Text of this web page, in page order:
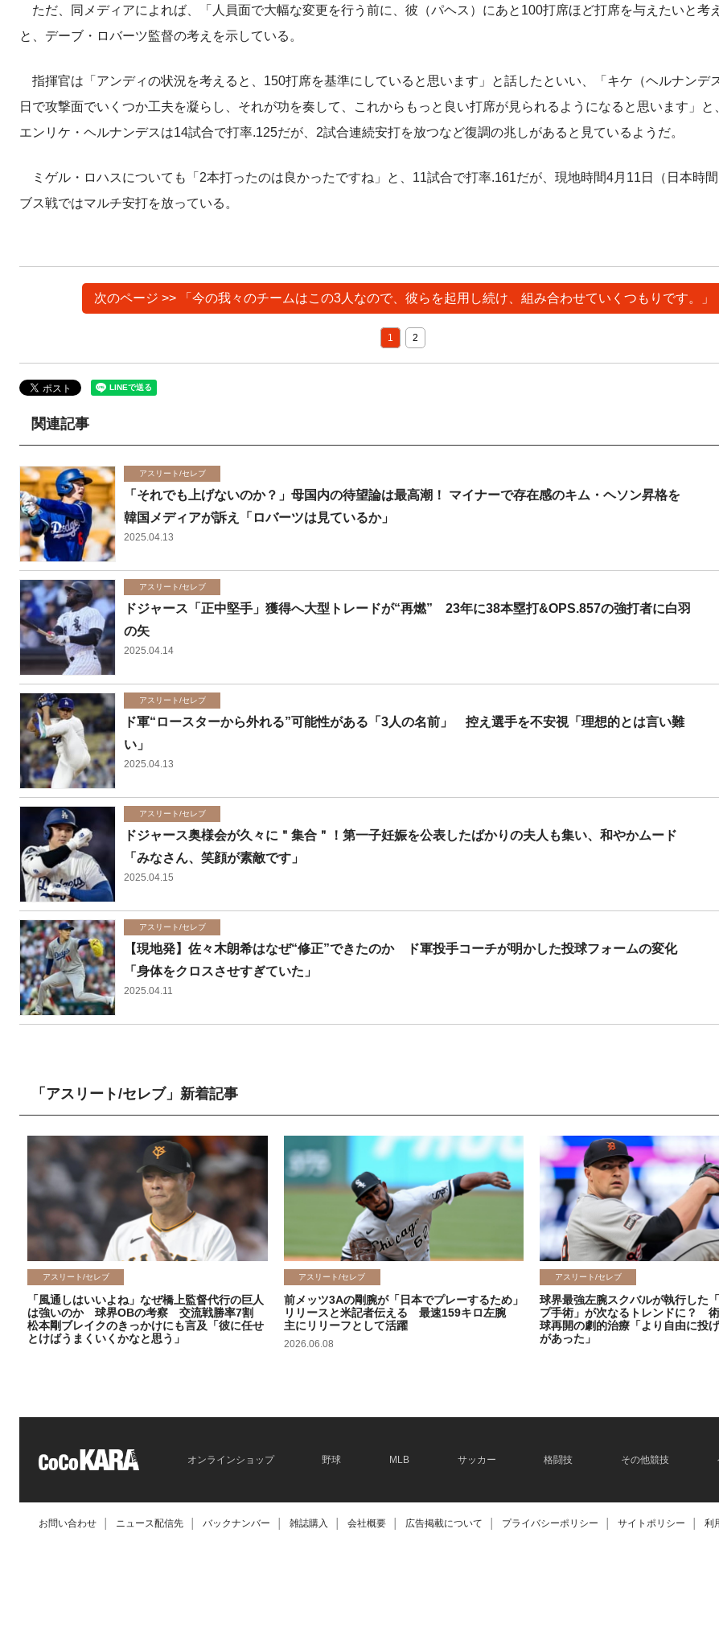
ただ、同メディアによれば、「人員面で大幅な変更を行う前に、彼（パヘス）にあと100打席ほど打席を与えたいと考
と、デーブ・ロバーツ監督の考えを示している。
指揮官は「アンディの状況を考えると、150打席を基準にしていると思います」と話したといい、「キケ（ヘルナンデ
日で攻撃面でいくつか工夫を凝らし、それが功を奏して、これからもっと良い打席が見られるようになると思います」と
エンリケ・ヘルナンデスは14試合で打率.125だが、2試合連続安打を放つなど復調の兆しがあると見ているようだ。
ミゲル・ロハスについても「2本打ったのは良かったですね」と、11試合で打率.161だが、現地時間4月11日（日本時
ブス戦ではマルチ安打を放っている。
次のページ >> 「今の我々のチームはこの3人なので、彼らを起用し続け、組み合わせていくつもりです。」
1 2
関連記事
アスリート/セレブ
「それでも上げないのか？」母国内の待望論は最高潮！ マイナーで存在感のキム・ヘソン昇格を
韓国メディアが訴え「ロバーツは見ているか」
2025.04.13
アスリート/セレブ
ドジャース「正中堅手」獲得へ大型トレードが“再燃” 23年に38本塁打&OPS.857の強打者に白羽
の矢
2025.04.14
アスリート/セレブ
ド軍“ロースターから外れる”可能性がある「3人の名前」 控え選手を不安視「理想的とは言い難
い」
2025.04.13
アスリート/セレブ
ドジャース奥様会が久々に＂集合＂！第一子妊娠を公表したばかりの夫人も集い、和やかムード
「みなさん、笑顔が素敵です」
2025.04.15
アスリート/セレブ
【現地発】佐々木朗希はなぜ“修正”できたのか ド軍投手コーチが明かした投球フォームの変化
「身体をクロスさせすぎていた」
2025.04.11
「アスリート/セレブ」新着記事
アスリート/セレブ
「風通しはいいよね」なぜ橋上監督代行の巨人
は強いのか 球界OBの考察 交流戦勝率7割
松本剛ブレイクのきっかけにも言及「彼に任せ
とけばうまくいくかなと思う」
アスリート/セレブ
前メッツ3Aの剛腕が「日本でプレーするため」
リリースと米記者伝える 最速159キロ左腕
主にリリーフとして活躍
2026.06.08
アスリート/セレブ
球界最強左腕スクバルが執行した
プ手術」が次なるトレンドに？
球再開の劇的治療「より自由に投
があった」
オンラインショップ 野球 MLB サッカー 格闘技 その他競技
お問い合わせ ニュース配信先 バックナンバー 雑誌購入 会社概要 広告掲載について プライバシーポリシー サイトポリシー 利